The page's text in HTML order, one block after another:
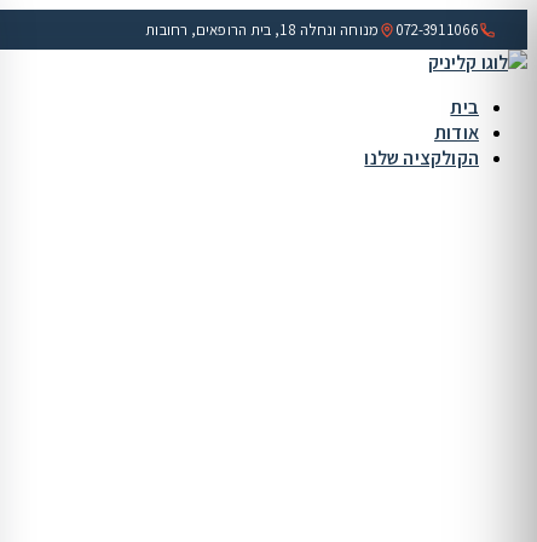
072-3911066 מנוחה ונחלה 18, בית הרופאים, רחובות
בית
אודות
הקולקציה שלנו